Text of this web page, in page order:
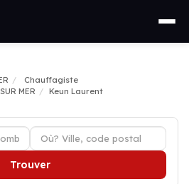
Chauffagiste
MER
Keun Laurent
Trouver